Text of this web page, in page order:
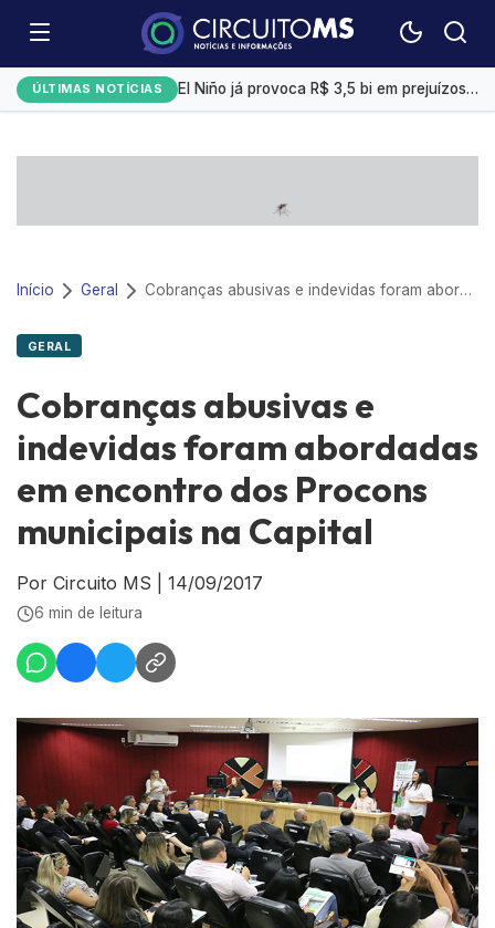
ÚLTIMAS NOTÍCIAS
Emplacamentos de veículos cresceram 10% em julho
El Niño já provoca R$ 3,5 bi em prejuízos e afeta mais 200 cidades brasileiras, diz CNM
Campo Grande tem a 4ª menor taxa de desemprego
Início Geral Cobranças abusivas e indevidas foram abordadas em encontro dos Procons municipais na Capital
GERAL
Cobranças abusivas e
indevidas foram abordadas
em encontro dos Procons
municipais na Capital
Por Circuito MS 14/09/2017
6 min de leitura